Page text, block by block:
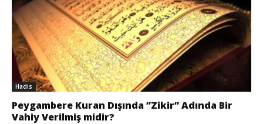
Hadis
Peygambere Kuran Dışında ”Zikir” Adında Bir
Vahiy Verilmiş midir?